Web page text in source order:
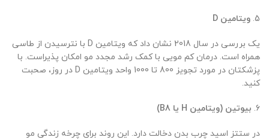
5. ویتامین D
یک بررسی در سال 2018 نشان داد که ویتامین D با نترسیدن از طاسی
همراه است. درمان کم مویی با کمک رشد مجدد مو امکان پذیراست. با
پزشکتان در مورد تجویز 800 تا 1000 واحد ویتامین D در روز، صحبت
کنید.
6. بیوتین (ویتامین H یا B8)
در ستتز اسید چرب بدن دخالت دارد. این روند برای چرخه زندگی مو